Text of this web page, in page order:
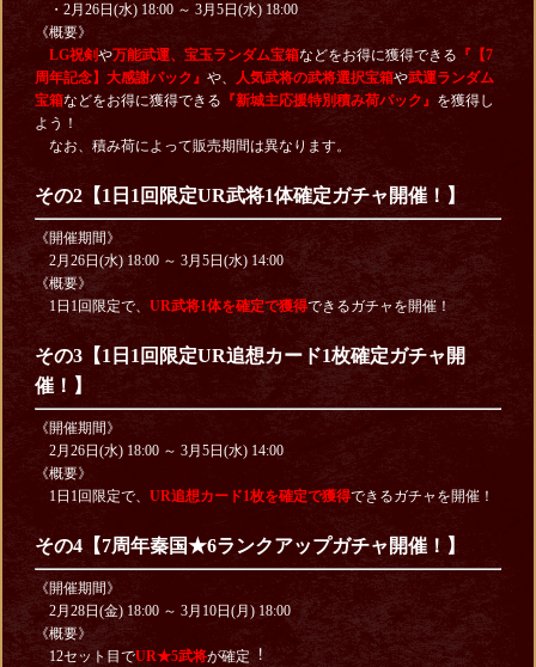
・2月26日(水) 18:00 ～ 3月5日(水) 18:00
《概要》
LG祝剣や万能武運、宝玉ランダム宝箱などをお得に獲得できる 『【7
周年記念】大感謝パック』 や、 人気武将の武将選択宝箱や武運ランダム
宝箱などをお得に獲得できる 『新城主応援特別積み荷パック』 を獲得し
よう！
なお、積み荷によって販売期間は異なります。
その2【1日1回限定UR武将1体確定ガチャ開催！】
《開催期間》
2月26日(水) 18:00 ～ 3月5日(水) 14:00
《概要》
1日1回限定で、 UR武将1体を確定で獲得できるガチャを開催！
その3【1日1回限定UR追想カード1枚確定ガチャ開
催！】
《開催期間》
2月26日(水) 18:00 ～ 3月5日(水) 14:00
《概要》
1日1回限定で、 UR追想カード1枚を確定で獲得できるガチャを開催！
その4【7周年秦国★6ランクアップガチャ開催！】
《開催期間》
2月28日(金) 18:00 ～ 3月10日(月) 18:00
《概要》
12セット目でUR★5武将が確定︕